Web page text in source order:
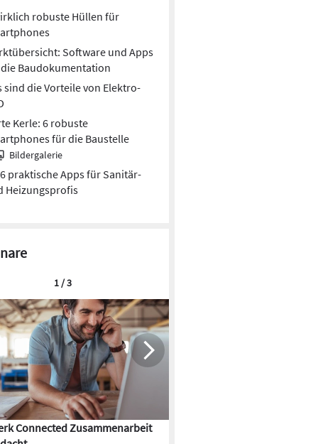
robuste Hüllen für
Software und Apps
Baudokumentation
sind die Vorteile von Elektro-
Kerle: 6 robuste
für die Baustelle
Bildergalerie
6 praktische Apps für Sanitär-
Heizungsprofis
Connected Zusammenarbeit
1 / 3